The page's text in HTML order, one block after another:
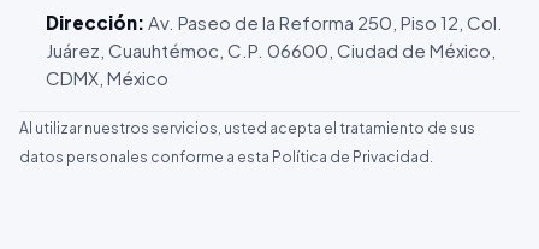
Dirección: Av. Paseo de la Reforma 250, Piso 12, Col.
Juárez, Cuauhtémoc, C.P. 06600, Ciudad de México,
CDMX, México
Al utilizar nuestros servicios, usted acepta el tratamiento de sus
datos personales conforme a esta Política de Privacidad.